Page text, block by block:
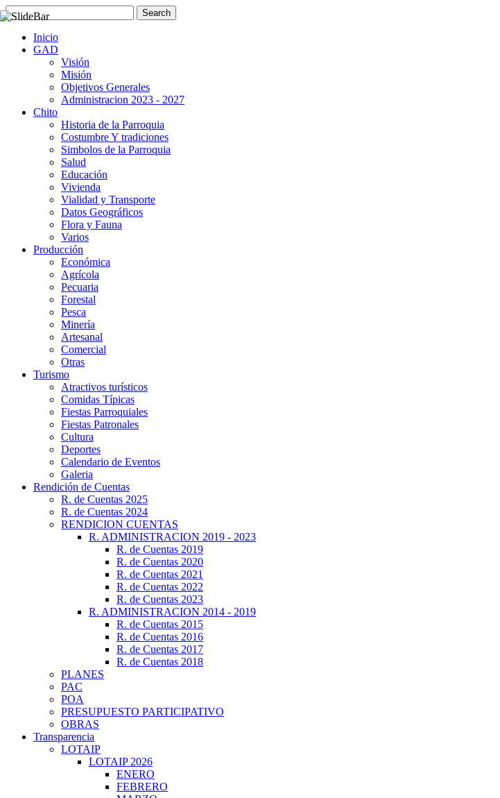
Inicio
GAD
Visión
Misión
Objetivos Generales
Administracion 2023 - 2027
Chito
Historia de la Parroquia
Costumbre Y tradiciones
Simbolos de la Parroquia
Salud
Educación
Vivienda
Vialidad y Transporte
Datos Geográficos
Flora y Fauna
Varios
Producción
Económica
Agrícola
Pecuaria
Forestal
Pesca
Minería
Artesanal
Comercial
Otras
Turismo
Atractivos turísticos
Comidas Típicas
Fiestas Parroquiales
Fiestas Patronales
Cultura
Deportes
Calendario de Eventos
Galeria
Rendición de Cuentas
R. de Cuentas 2025
R. de Cuentas 2024
RENDICION CUENTAS
R. ADMINISTRACION 2019 - 2023
R. de Cuentas 2019
R. de Cuentas 2020
R. de Cuentas 2021
R. de Cuentas 2022
R. de Cuentas 2023
R. ADMINISTRACION 2014 - 2019
R. de Cuentas 2015
R. de Cuentas 2016
R. de Cuentas 2017
R. de Cuentas 2018
PLANES
PAC
POA
PRESUPUESTO PARTICIPATIVO
OBRAS
Transparencia
LOTAIP
LOTAIP 2026
ENERO
FEBRERO